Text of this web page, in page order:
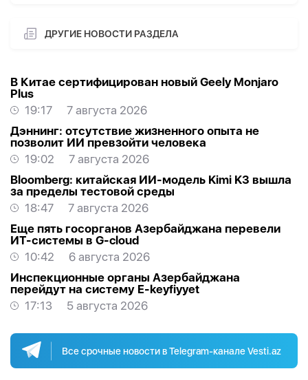
ДРУГИЕ НОВОСТИ РАЗДЕЛА
В Китае сертифицирован новый Geely Monjaro
Plus
19:17
7 августа 2026
Дэннинг: отсутствие жизненного опыта не
позволит ИИ превзойти человека
19:02
7 августа 2026
Bloomberg: китайская ИИ-модель Kimi K3 вышла
за пределы тестовой среды
18:47
7 августа 2026
Еще пять госорганов Азербайджана перевели
ИТ-системы в G-cloud
10:42
6 августа 2026
Инспекционные органы Азербайджана
перейдут на систему E-keyfiyyet
17:13
5 августа 2026
Все срочные новости в Telegram-канале Vesti.az